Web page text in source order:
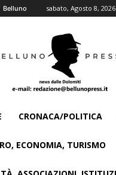
Belluno sabato, Agosto 8, 2026
CRONACA/POLITICA
ECONOMIA, TURISMO